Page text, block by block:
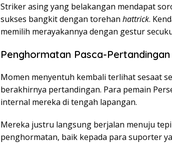
Striker asing yang belakangan mendapat
sukses bangkit dengan torehan hattrick.
memilih merayakannya dengan gestur
Penghormatan Pasca-Pertandingan
Momen menyentuh kembali terlihat sesaat
berakhirnya pertandingan. Para pemain
internal mereka di tengah lapangan.
Mereka justru langsung berjalan menuju
penghormatan, baik kepada para suporter